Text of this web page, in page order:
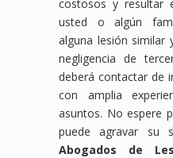
costosos y resultar
usted o algún
alguna lesión similar
negligencia de
deberá contactar de
con amplia
asuntos. No espere
puede agravar su
Abogados de